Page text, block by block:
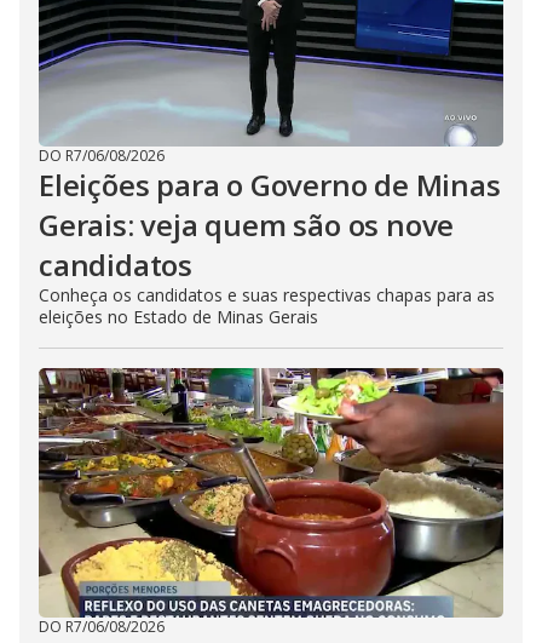
DO R7/06/08/2026
Eleições para o Governo de Minas
Gerais: veja quem são os nove
candidatos
Conheça os candidatos e suas respectivas chapas para as
eleições no Estado de Minas Gerais
DO R7/06/08/2026